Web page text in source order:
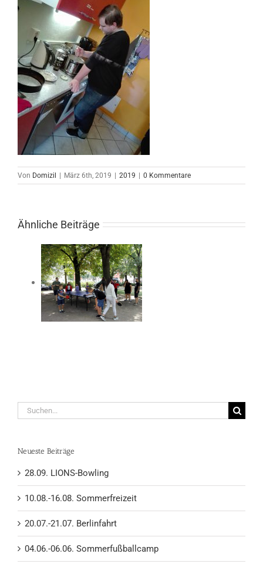
Von Domizil | März 6th, 2019 | 2019 | 0 Kommentare
Ähnliche Beiträge
Suche
nach:
Neueste Beiträge
28.09. LIONS-Bowling
10.08.-16.08. Sommerfreizeit
20.07.-21.07. Berlinfahrt
04.06.-06.06. Sommerfußballcamp